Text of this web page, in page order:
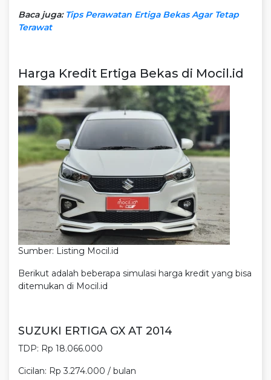
Baca juga: Tips Perawatan Ertiga Bekas Agar Tetap
Terawat
Harga Kredit Ertiga Bekas di Mocil.id
Sumber: Listing Mocil.id
Berikut adalah beberapa simulasi harga kredit yang bisa
ditemukan di Mocil.id
SUZUKI ERTIGA GX AT 2014
TDP: Rp 18.066.000
Cicilan: Rp 3.274.000 / bulan